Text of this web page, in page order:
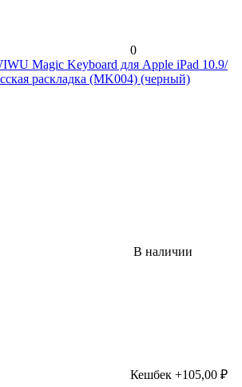
0
Magic Keyboard для Apple iPad 10.9/
раскладка (MK004) (черный)
В наличии
Кешбек +105,00 ₽